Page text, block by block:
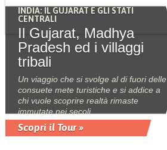
INDIA: IL GUJARAT E GLI STATI
CENTRALI
Il Gujarat, Madhya
Pradesh ed i villaggi
tribali
Un viaggio che si svolge al di fuori delle
consuete mete turistiche e si addice a
chi vuole scoprire realtà rimaste
immutate nei secoli.
Scopri il Tour »